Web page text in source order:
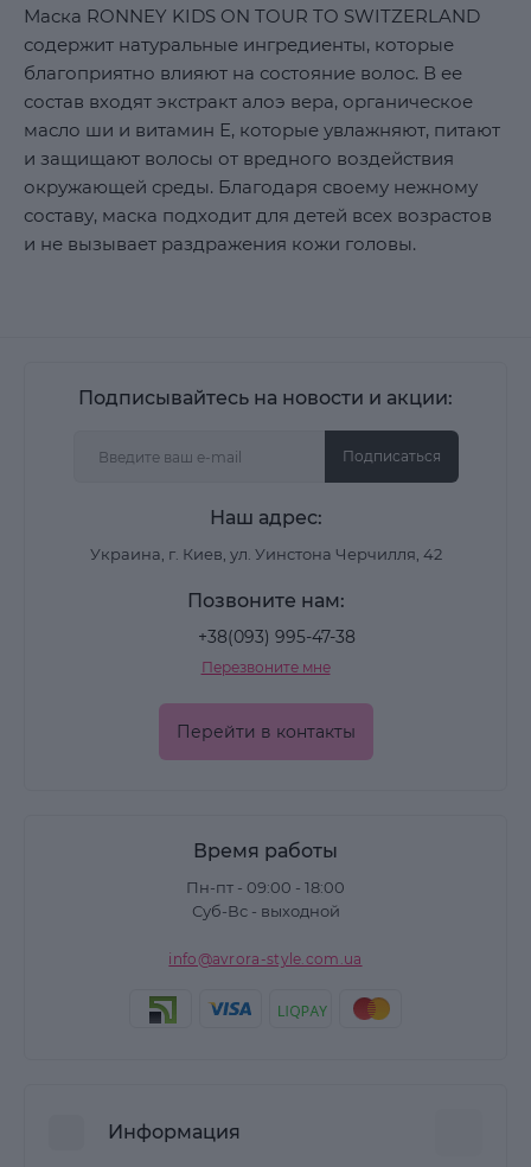
Маска RONNEY KIDS ON TOUR TO SWITZERLAND
содержит натуральные ингредиенты, которые
благоприятно влияют на состояние волос. В ее
состав входят экстракт алоэ вера, органическое
масло ши и витамин Е, которые увлажняют, питают
и защищают волосы от вредного воздействия
окружающей среды. Благодаря своему нежному
составу, маска подходит для детей всех возрастов
и не вызывает раздражения кожи головы.
Подписывайтесь на новости и акции:
Подписаться
Наш адрес:
Украина, г. Киев, ул. Уинстона Черчилля, 42
Позвоните нам:
+38(093) 995-47-38
Перезвоните мне
Перейти в контакты
Время работы
Пн-пт - 09:00 - 18:00
Суб-Вс - выходной
info@avrora-style.com.ua
Информация